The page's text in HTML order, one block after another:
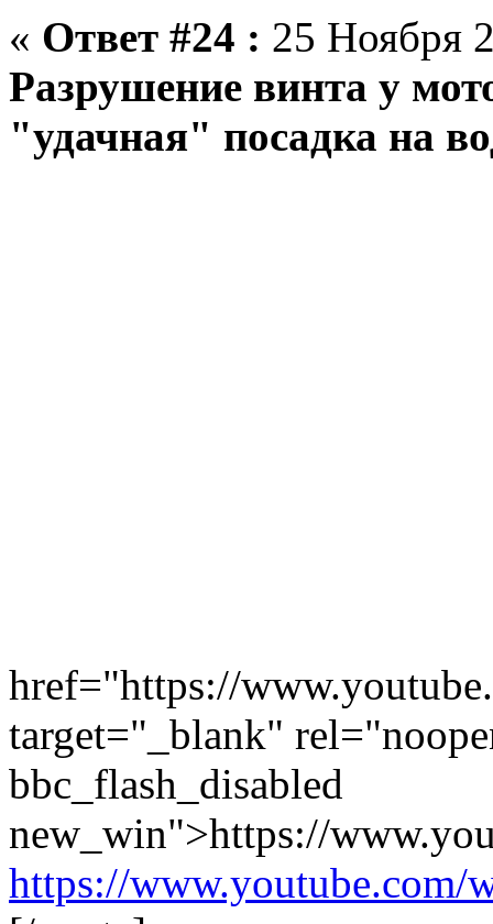
« Ответ #24 : 25 Ноября
Разрушение винта у
"удачная" посадка на
href="https://
target="_blank"
bbc_flash_disabled
new_win">https://
https://www.youtube.com/